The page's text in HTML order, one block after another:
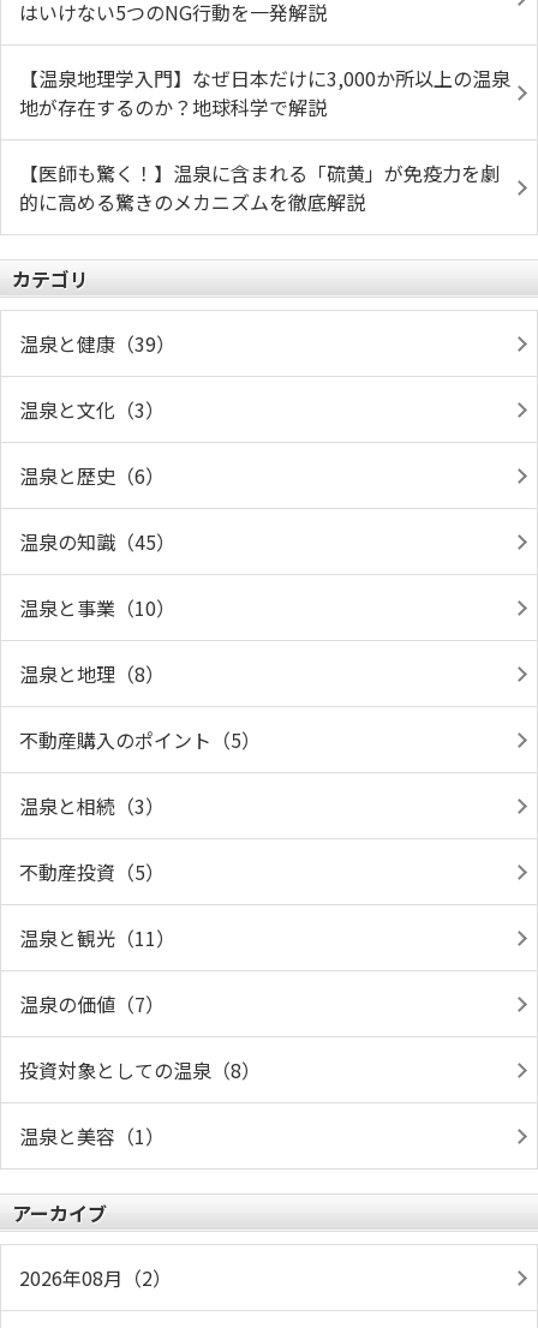
はいけない5つのNG行動を一発解説
【温泉地理学入門】なぜ日本だけに3,000か所以上の温泉
地が存在するのか？地球科学で解説
【医師も驚く！】温泉に含まれる「硫黄」が免疫力を劇
的に高める驚きのメカニズムを徹底解説
カテゴリ
温泉と健康（39）
温泉と文化（3）
温泉と歴史（6）
温泉の知識（45）
温泉と事業（10）
温泉と地理（8）
不動産購入のポイント（5）
温泉と相続（3）
不動産投資（5）
温泉と観光（11）
温泉の価値（7）
投資対象としての温泉（8）
温泉と美容（1）
アーカイブ
2026年08月（2）